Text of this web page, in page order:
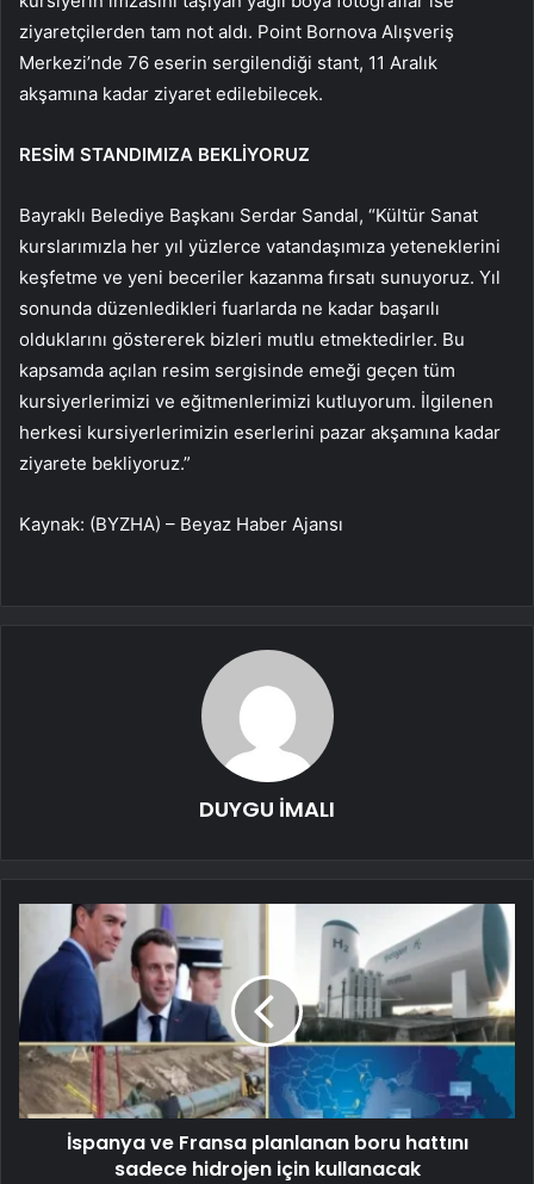
ziyaretçilerden tam not aldı. Point Bornova Alışveriş
Merkezi’nde 76 eserin sergilendiği stant, 11 Aralık
akşamına kadar ziyaret edilebilecek.
RESİM STANDIMIZA BEKLİYORUZ
Bayraklı Belediye Başkanı Serdar Sandal, “Kültür Sanat
kurslarımızla her yıl yüzlerce vatandaşımıza yeteneklerini
keşfetme ve yeni beceriler kazanma fırsatı sunuyoruz. Yıl
sonunda düzenledikleri fuarlarda ne kadar başarılı
olduklarını göstererek bizleri mutlu etmektedirler. Bu
kapsamda açılan resim sergisinde emeği geçen tüm
kursiyerlerimizi ve eğitmenlerimizi kutluyorum. İlgilenen
herkesi kursiyerlerimizin eserlerini pazar akşamına kadar
ziyarete bekliyoruz.”
Kaynak: (BYZHA) – Beyaz Haber Ajansı
DUYGU İMALI
İspanya ve Fransa planlanan boru hattını
sadece hidrojen için kullanacak